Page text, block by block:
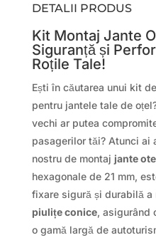
DETALII PRODUS
Kit Montaj Jante
Siguranță și
Roțile Tale!
Ești în căutarea unui kit
pentru jantele tale de
vechi ar putea
pasagerilor tăi? Atunci ai
nostru de montaj jante
hexagonale de 21 mm,
fixare sigură și durabilă a
piulițe conice, asigurând
o gamă largă de